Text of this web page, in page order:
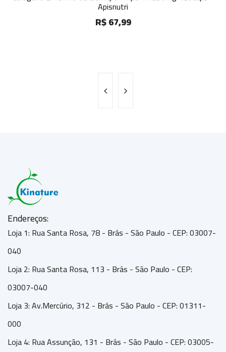
Apisnutri
R$ 67,99
R$ 40,99
Endereços:
Loja 1: Rua Santa Rosa, 78 - Brás - São Paulo - CEP: 03007-
040
Loja 2: Rua Santa Rosa, 113 - Brás - São Paulo - CEP:
03007-040
Loja 3: Av.Mercúrio, 312 - Brás - São Paulo - CEP: 01311-
000
Loja 4: Rua Assunção, 131 - Brás - São Paulo - CEP: 03005-